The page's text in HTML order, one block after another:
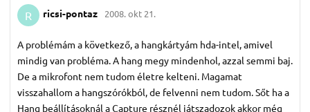
R ricsi-pontaz 2008. okt 21.
A problémám a következő, a hangkártyám hda-intel, amivel
mindig van probléma. A hang megy mindenhol, azzal semmi baj.
De a mikrofont nem tudom életre kelteni. Magamat
visszahallom a hangszórókból, de felvenni nem tudom. Sőt ha a
Hang beállításoknál a Capture résznél játszadozok akkor még